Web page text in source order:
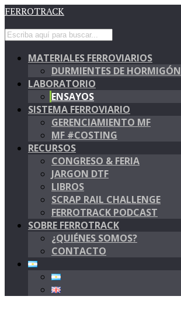
FERROTRACK
MATERIALES FERROVIARIOS
DURMIENTES DE HORMIGÓN
LABORATORIO
ENSAYOS
SISTEMA FERROVIARIO
GERENCIAMIENTO MF
MF #COSTING
RECURSOS
CONGRESO & FERIA
JARGON DTF
LIBROS
SCRAP RAIL CHALLENGE
FERROTRACK PODCAST
SOBRE FERROTRACK
¿QUIÉNES SOMOS?
CONTACTO